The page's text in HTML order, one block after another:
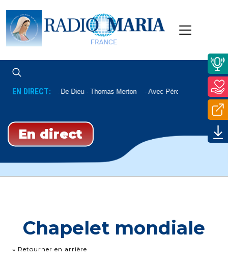
EN DIRECT:La Paix De Dieu - Thomas Merton Avec Père Nicolas
En direct
Chapelet mondiale
« Retourner en arrière